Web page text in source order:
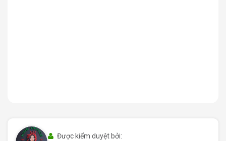
Được kiểm duyệt bởi: